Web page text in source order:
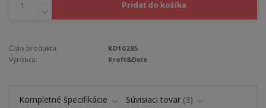
Pridať do košíka
Číslo produktu:
KD10285
Výrobca:
Kraft&Dele
Kompletné špecifikácie Súvisiaci tovar 3